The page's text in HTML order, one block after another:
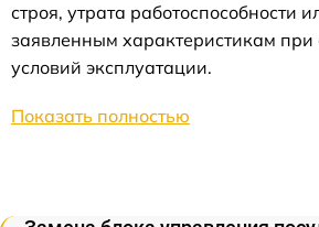
строя, утрата работоспособности
заявленным характеристикам
условий эксплуатации.
Показать полностью